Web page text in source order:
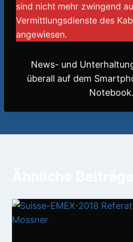
sind nicht mehr zwingend
Vermittlungsdienste des
angewiesen.
News- und
überall auf dem
Notebook.